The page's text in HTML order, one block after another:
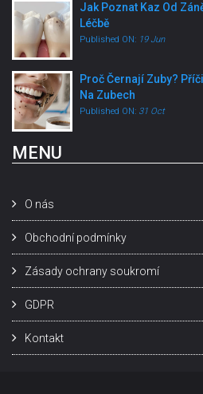
Jak Poznat Kaz Od
Léčbě
Published ON: 19 Jun
Proč Černají Zuby?
Na Zubech
Published ON: 31 Oct
MENU
O nás
Obchodní podmínky
Zásady ochrany soukromí
GDPR
Kontakt